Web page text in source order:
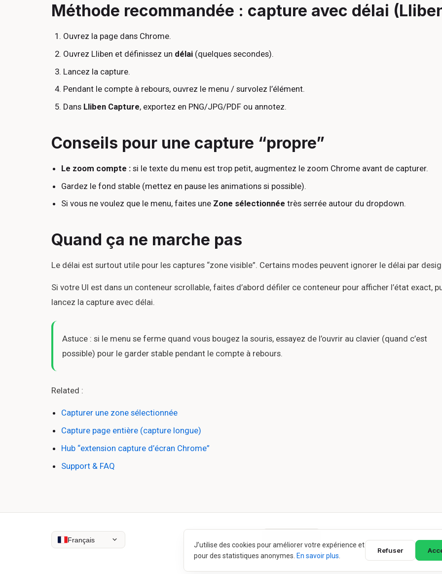
Méthode recommandée : capture avec délai
Ouvrez la page dans Chrome.
Ouvrez Lliben et définissez un délai(quelques secondes).
Lancez la capture.
Pendant le compte à rebours, ouvrez le menu / survolez l’élément.
Dans Lliben Capture, exportez en PNG/JPG/PDF ou annotez.
Conseils pour une capture “propre”
Le zoom compte : si le texte du menu est trop petit, augmentez le zoom Chrome avant de capturer.
Gardez le fond stable (mettez en pause les animations si possible).
Si vous ne voulez que le menu, faites une Zone sélectionnée très serrée autour du dropdown.
Quand ça ne marche pas
Le délai est surtout utile pour les captures “zone visible”. Certains modes peuvent ignorer le délai par
Si votre UI est dans un conteneur scrollable, faites d’abord défiler ce conteneur pour afficher l’état exact,
lancez la capture avec délai.
Astuce : si le menu se ferme quand vous bougez la souris, essayez de l’ouvrir au clavier (quand c’est
possible) pour le garder stable pendant le compte à rebours.
Related :
Capturer une zone sélectionnée
Capture page entière (capture longue)
Hub “extension capture d’écran Chrome”
Support & FAQ
Français
J’utilise des cookies pour améliorer votre expérience et
pour des statistiques anonymes. En savoir plus
Refuser